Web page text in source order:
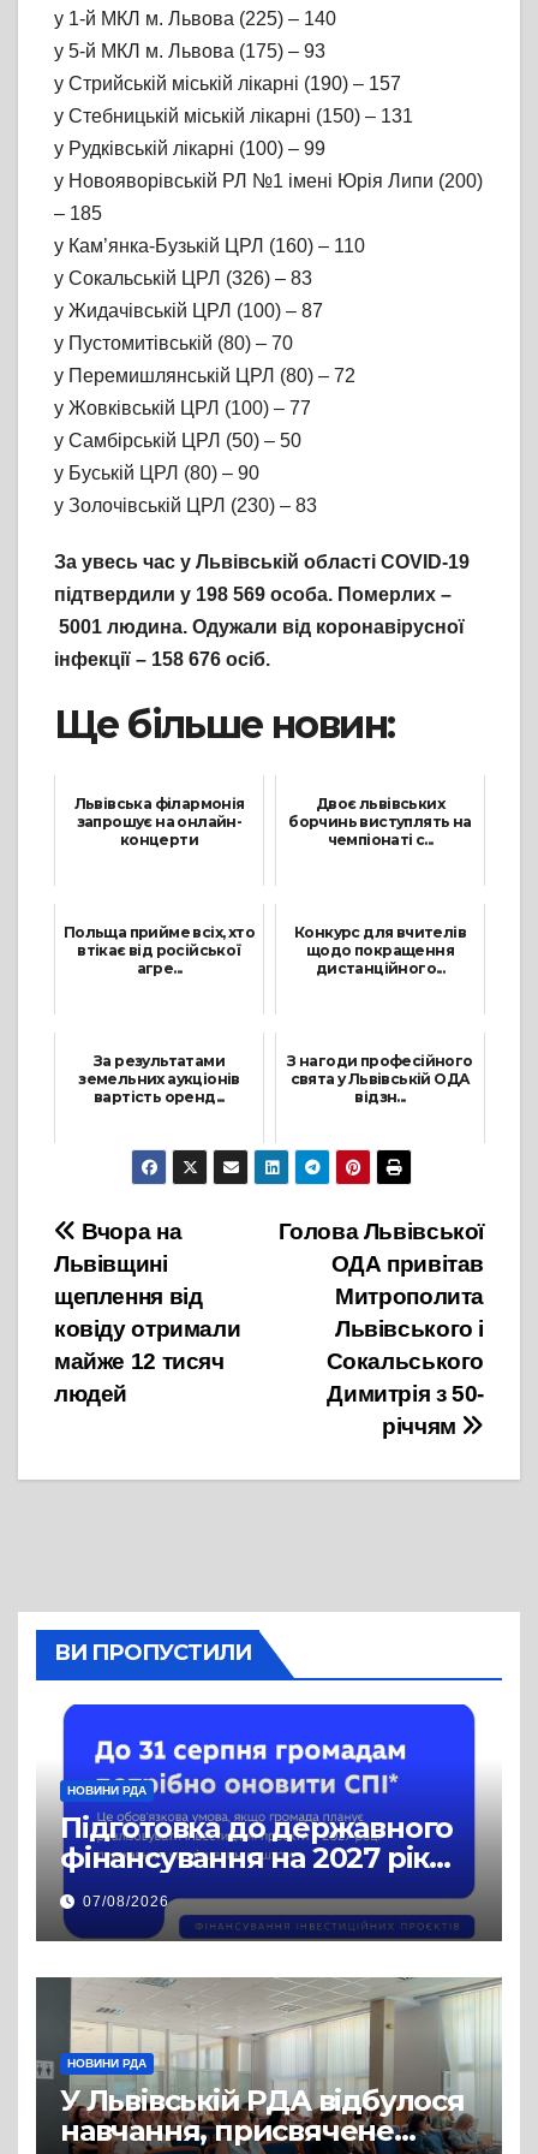
у 1-й МКЛ м. Львова (225) – 140
у 5-й МКЛ м. Львова (175) – 93
у Стрийській міській лікарні (190) – 157
у Стебницькій міській лікарні (150) – 131
у Рудківській лікарні (100) – 99
у Новояворівській РЛ №1 імені Юрія Липи (200)
– 185
у Кам’янка-Бузькій ЦРЛ (160) – 110
у Сокальській ЦРЛ (326) – 83
у Жидачівській ЦРЛ (100) – 87
у Пустомитівській (80) – 70
у Перемишлянській ЦРЛ (80) – 72
у Жовківській ЦРЛ (100) – 77
у Самбірській ЦРЛ (50) – 50
у Буській ЦРЛ (80) – 90
у Золочівській ЦРЛ (230) – 83
За увесь час у Львівській області COVID-19
підтвердили у 198 569 особа. Померлих –
5001 людина. Одужали від коронавірусної
інфекції – 158 676 осіб.
Ще більше новин:
Львівська філармонія
запрошує на онлайн-
концерти
Двоє львівських
борчинь виступлять на
чемпіонаті с...
Польща прийме всіх, хто
втікає від російської
агре...
Конкурс для вчителів
щодо покращення
дистанційного...
За результатами
земельних аукціонів
вартість оренд...
7 Червня, 2021
З нагоди професійного
свята у Львівській ОДА
відзн...
6 Вересня, 2021
Навігація
записів
Голова Львівської
ОДА привітав
Митрополита
Львівського і
Сокальського
Димитрія з 50-
річчям
Вчора на
Львівщині
щеплення від
ковіду отримали
майже 12 тисяч
людей
ВИ ПРОПУСТИЛИ
НОВИНИ РДА
Підготовка до державного
фінансування на 2027 рік
уже триває
07/08/2026
НОВИНИ РДА
У Львівській РДА відбулося
навчання, присвячене